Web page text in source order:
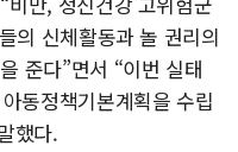
의 신체활동과 놀 권리의
준다”면서 “이번 실태
동정책기본계획을 수립
했다.